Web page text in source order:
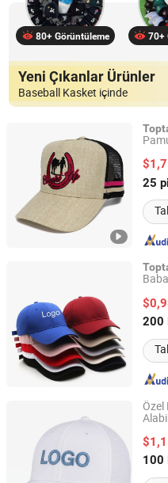
80+ Görüntüleme 70+
Yeni Çıkanlar Ürünler
Baseball Kasket içinde
25
Dongguan D-Ray
Guangdong, China
200
Yiwu Journey Star Trading
Zhejiang, China
Özel
100
Zhongshan Tlon pet & gifts
Guangdong, China